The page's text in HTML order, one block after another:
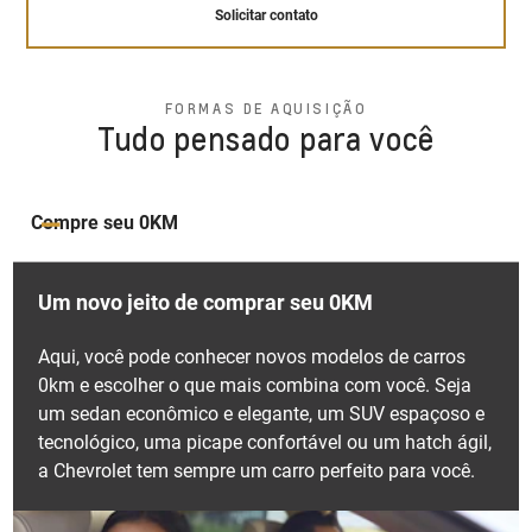
para enfrentar qualquer tipo
de terreno
Bancos ajustáveis e com
densidade variável
Isolamento acústico
reforçado
Ao identificar desvios, além de alertar o motorista,
Alerta de tráfego cruzado
traseiro
tecnologia alerta o motorista sempre que detectar
Solicitar contato
exclusividade, um interior com novos tapetes de visual
marcantes, e uma traseira repleta de inovações.
Solicitar contato
Solicitar contato
FORMAS DE AQUISIÇÃO
Tudo pensado para você
Compre seu 0KM
Um novo jeito de comprar seu 0KM
Aqui, você pode conhecer novos modelos de carros
0km e escolher o que mais combina com você. Seja
um sedan econômico e elegante, um SUV espaçoso e
tecnológico, uma picape confortável ou um hatch ágil,
a Chevrolet tem sempre um carro perfeito para você.